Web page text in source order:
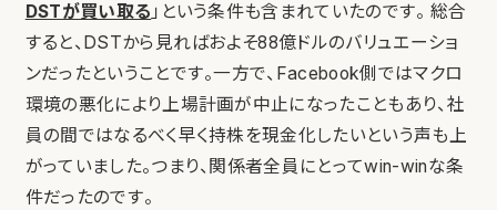
DSTが買い取る 」という条件も含まれていたのです。 総合
すると、DSTから見ればおよそ88億ドルのバリュエーショ
ンだったということです。一方で、Facebook側ではマクロ
環境の悪化により上場計画が中止になったこともあり、社
員の間ではなるべく早く持株を現金化したいという声も上
がっていました。つまり、関係者全員にとってwin-winな条
件だったのです。